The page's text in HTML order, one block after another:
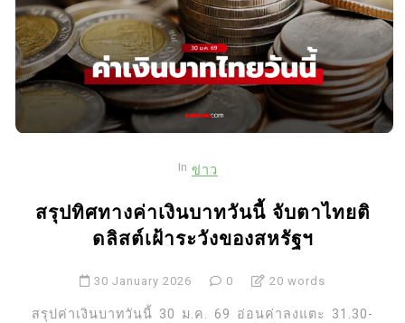
In ข่าว
สรุปทิศทางค่าเงินบาทวันนี้ จับตาไทยติ
ดลิสต์เฝ้าระวังของสหรัฐฯ
30 January 2026 0 20 words
สรุปค่าเงินบาทวันนี้ 30 ม.ค. 69 อ่อนค่าลงแตะ 31.30-